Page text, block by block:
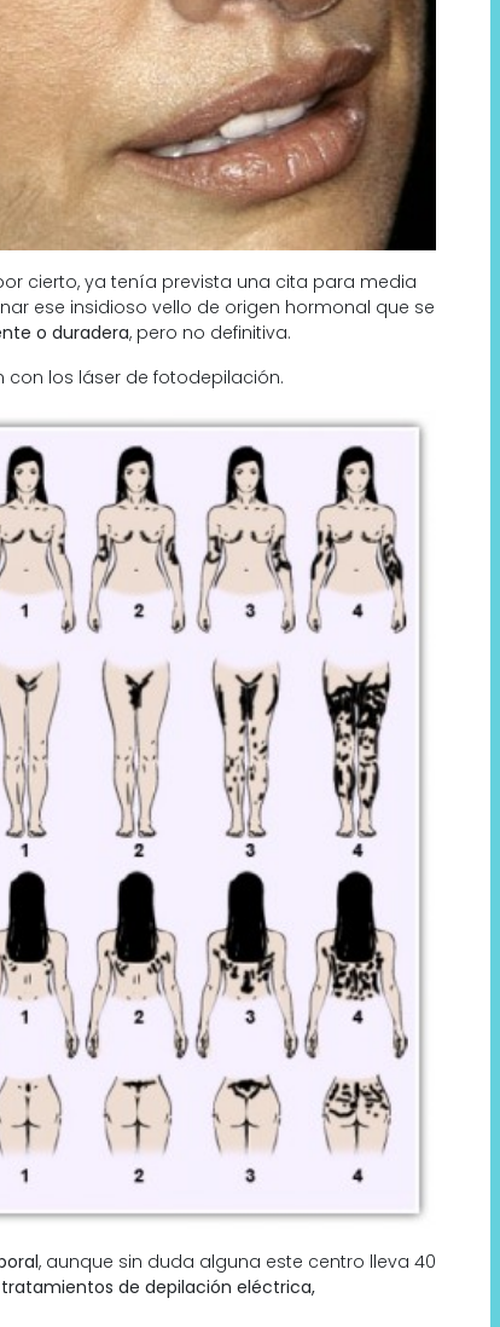
cierto, ya tenía prevista una cita para media
ese insidioso vello de origen hormonal que se
o duradera, pero no definitiva.
los láser de fotodepilación.
, aunque sin duda alguna este centro lleva 40
tratamientos de depilación eléctrica,
Por qué los bálsamos de CBD
tópico se han convertido en
uno de los productos de
bienestar más buscados